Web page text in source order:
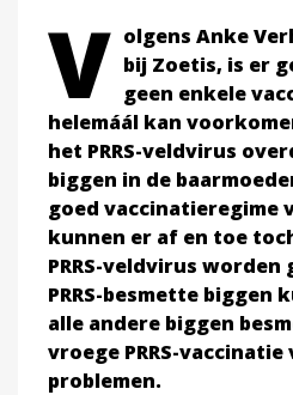
V olgens Anke
bij Zoetis, is er
geen enkele
helemáál kan
het PRRS-veldvirus
biggen in de
goed vaccinatieregime
kunnen er af en toe
PRRS-veldvirus worden
PRRS-besmette biggen
alle andere biggen
vroege PRRS-
problemen.